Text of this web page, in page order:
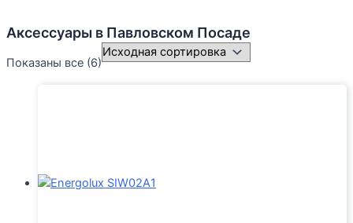
Аксессуары в Павловском Посаде
Показаны все (6)